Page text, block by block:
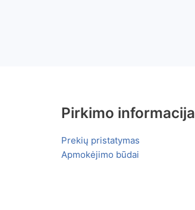
Pirkimo informacija
Prekių pristatymas
Apmokėjimo būdai